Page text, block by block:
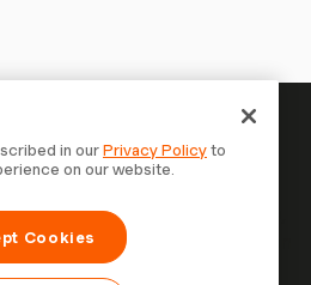
di essere
— inizia ora
che monitorano il tempo,
pagate più velocemente con
in ourPrivacy Policyto
on our website.
Cookies